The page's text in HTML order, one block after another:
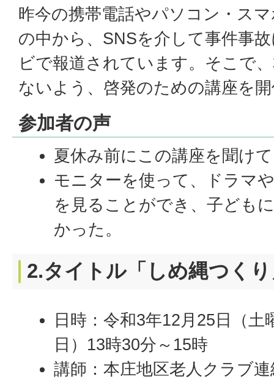
昨今の携帯電話やパソコン・ス
の中から、SNSを介して事件事
ビで報道されています。そこで
ないよう、啓発のための講座を
参加者の声
夏休み前にこの講座を聞け
モニターを使って、ドラマ
を見ることができ、子ども
かった。
2.タイトル「しめ縄つく
日時：令和3年12月25日（土
日）13時30分～15時
講師：本庄地区老人クラブ連